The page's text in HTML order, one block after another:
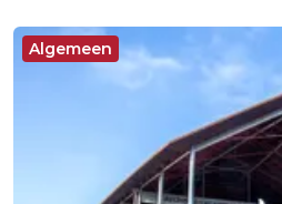
Algemeen